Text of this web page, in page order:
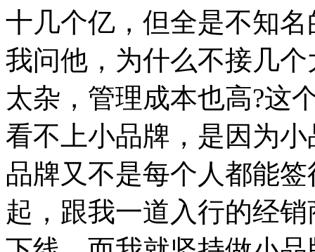
十几个亿，但全是不知
我问他，为什么不接几
太杂，管理成本也高?这
看不上小品牌，是因为
品牌又不是每个人都能
起，跟我一道入行的经